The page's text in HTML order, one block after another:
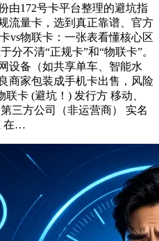
由172号卡平台整理的避坑指
流量卡，选到真正靠谱、官方
vs物联卡：一张表看懂核心区
分不清“正规卡”和“物联卡”。
设备（如共享单车、智能水
商家包装成手机卡出售，风险
卡 (避坑！) 发行方 移动、
三方公司（非运营商） 实名
在…